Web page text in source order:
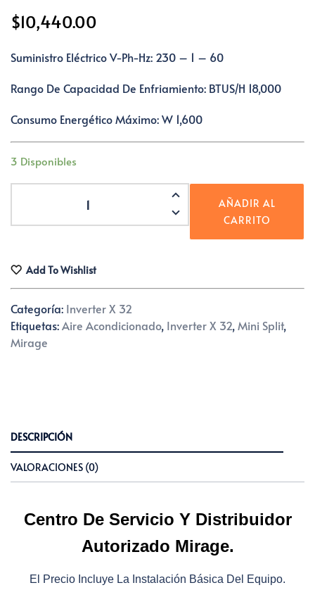
$10,440.00
Suministro Eléctrico V-Ph-Hz: 230 – 1 – 60
Rango De Capacidad De Enfriamiento: BTUS/h 18,000
Consumo Energético Máximo: W 1,600
3 Disponibles
X32
VOLT.
FRIO
CALOR
AÑADIR AL
CARRITO
Add To Wishlist
Categoría: Inverter X 32
Etiquetas:Aire Acondicionado, Inverter X 32, Mini Split,
Mirage
DESCRIPCIÓN
VALORACIONES (0)
Centro De Servicio Y Distribuidor
Autorizado Mirage.
El Precio Incluye La Instalación Básica Del Equipo.